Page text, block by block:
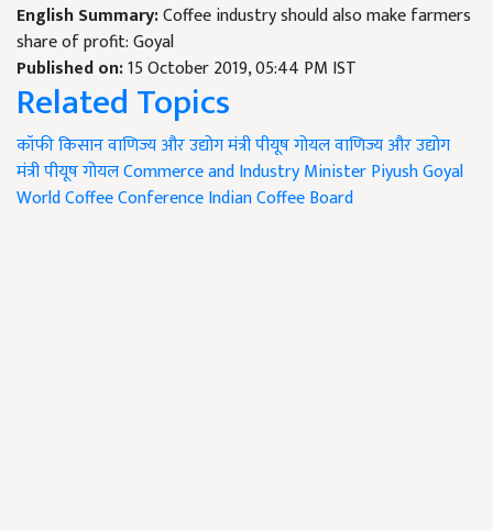
English Summary:Coffee industry should also make farmers
share of profit: Goyal
Published on:15 October 2019, 05:44 PM IST
Related Topics
कॉफी किसानवाणिज्‍य और उद्योग मंत्री पीयूष गोयलवाणिज्‍य और उद्योग
मंत्री पीयूष गोयलCommerce and Industry MinisterPiyush Goyal
World Coffee ConferenceIndian Coffee Board